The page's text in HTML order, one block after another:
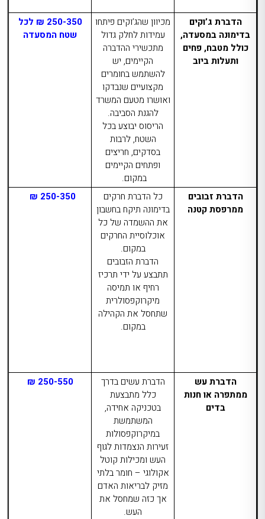
הדברת ג’וקים
בדימונה במסעדה,
כולל מטבח, פחים
ותעלות ביוב
מכיוון שהג’וקים פיתחו
עמידות לחלק גדול
מתכשירי ההדברה
הקיימים, יש
להשתמש בחומרים
מקצועיים שנבדקו
ואושרו מטעם המשרד
להגנת הסביבה.
הריסוס יבוצע בכל
השטח, לרבות
בסדקים, חריצים
ופתחים הקיימים
במקום.
250-350 ₪ לכל
שטח המסעדה
הדברת זבובים
ממרפסת קטנה
כל הדברת חרקים
בדימונה תיקח בחשבון
את ההשמדה של כל
אוכלוסיית החרקים
במקום.
הדברת הזבובים
תתבצע על ידי תרכיז
רחיף או תמיסה
מיקרוקפסולרית
שתחסל את הקהילה
במקום.
250-350 ₪
הדברת עש
ממתפרה או חנות
בדים
הדברת עשים בדרך
כלל מתבצעת
בטכניקה אחידה,
המשתמשת
במיקרוקפסולות
זעירות הנצמדות לגוף
העש ומכילות קוטל
אקולוגי – חומר בלתי
מזיק לבריאות האדם
אך כזה שמחסל את
העש.
250-550 ₪